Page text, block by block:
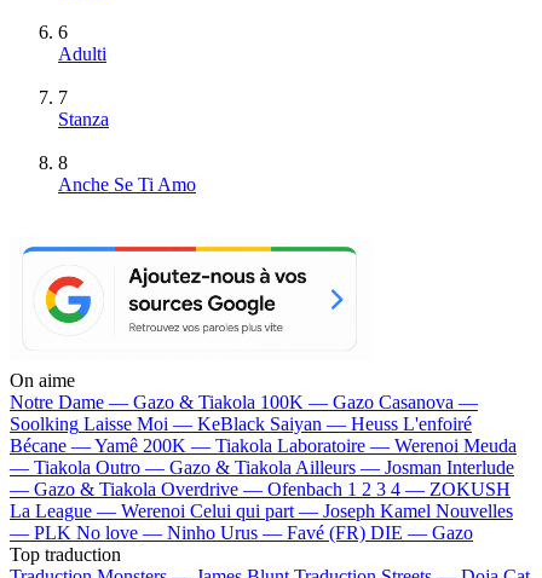
6
Adulti
7
Stanza
8
Anche Se Ti Amo
On aime
Notre Dame — Gazo & Tiakola 100K — Gazo Casanova —
Soolking Laisse Moi — KeBlack Saiyan — Heuss L'enfoiré
Bécane —Yamê 200K — Tiakola Laboratoire — Werenoi Meuda
— Tiakola Outro — Gazo & Tiakola Ailleurs — Josman Interlude
— Gazo & Tiakola Overdrive — Ofenbach 1 2 3 4 — ZOKUSH
La League — Werenoi Celui qui part — Joseph Kamel Nouvelles
— PLK No love — Ninho Urus — Favé (FR) DIE — Gazo
Top traduction